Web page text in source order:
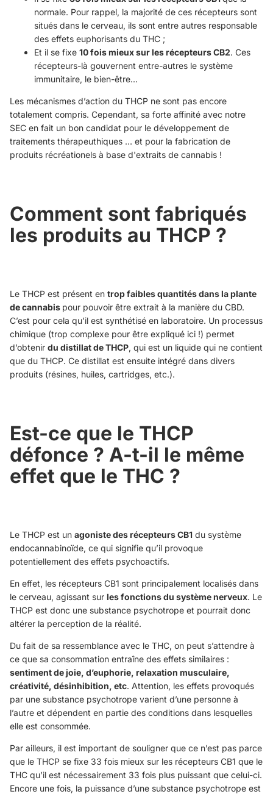
normale. Pour rappel, la majorité de ces récepteurs sont
situés dans le cerveau, ils sont entre autres responsable
des effets euphorisants du THC ;
Et il se fixe 10 fois mieux sur les récepteurs CB2. Ces
récepteurs-là gouvernent entre-autres le système
immunitaire, le bien-être...
Les mécanismes d’action du THCP ne sont pas encore
totalement compris. Cependant, sa forte affinité avec notre
SEC en fait un bon candidat pour le développement de
traitements thérapeuthiques … et pour la fabrication de
produits récréationels à base d'extraits de cannabis !
Comment sont fabriqués
les produits au THCP ?
Le THCP est présent en trop faibles quantités dans la plante
de cannabis pour pouvoir être extrait à la manière du CBD.
C’est pour cela qu’il est synthétisé en laboratoire. Un processus
chimique (trop complexe pour être expliqué ici !) permet
d’obtenir du distillat de THCP, qui est un liquide qui ne contient
que du THCP. Ce distillat est ensuite intégré dans divers
produits (résines, huiles, cartridges, etc.).
Est-ce que le THCP
défonce ? A-t-il le même
effet que le THC ?
Le THCP est un agoniste des récepteurs CB1 du système
endocannabinoïde, ce qui signifie qu’il provoque
potentiellement des effets psychoactifs.
En effet, les récepteurs CB1 sont principalement localisés dans
le cerveau, agissant sur les fonctions du système nerveux. Le
THCP est donc une substance psychotrope et pourrait donc
altérer la perception de la réalité.
Du fait de sa ressemblance avec le THC, on peut s’attendre à
ce que sa consommation entraîne des effets similaires :
sentiment de joie, d’euphorie, relaxation musculaire,
créativité, désinhibition, etc. Attention, les effets provoqués
par une substance psychotrope varient d’une personne à
l’autre et dépendent en partie des conditions dans lesquelles
elle est consommée.
Par ailleurs, il est important de souligner que ce n’est pas parce
que le THCP se fixe 33 fois mieux sur les récepteurs CB1 que le
THC qu’il est nécessairement 33 fois plus puissant que celui-ci.
Encore une fois, la puissance d’une substance psychotrope est